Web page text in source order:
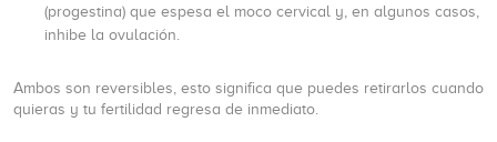
(progestina) que espesa el moco cervical y, en algunos casos,
inhibe la ovulación.
Ambos son reversibles, esto significa que puedes retirarlos cuando
quieras y tu fertilidad regresa de inmediato.